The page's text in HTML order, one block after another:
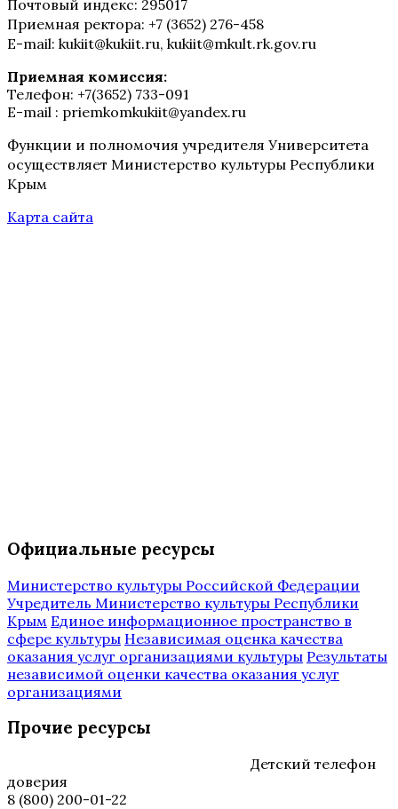
Почтовый индекс: 295017
Приемная ректора: +7 (3652) 276-458
E-mail: kukiit@kukiit.ru, kukiit@mkult.rk.gov.ru
Приемная комиссия:
Телефон: +7(3652) 733-091
E-mail : priemkomkukiit@yandex.ru
Функции и полномочия учредителя Университета
осуществляет Министерство культуры Республики
Крым
Карта сайта
Официальные ресурсы
Министерство культуры Российской Федерации
Учредитель Министерство культуры Республики
Крым Единое информационное пространство в
сфере культуры Независимая оценка качества
оказания услуг организациями культуры Результаты
независимой оценки качества оказания услуг
организациями
Прочие ресурсы
Детский телефон
доверия
8 (800) 200-01-22